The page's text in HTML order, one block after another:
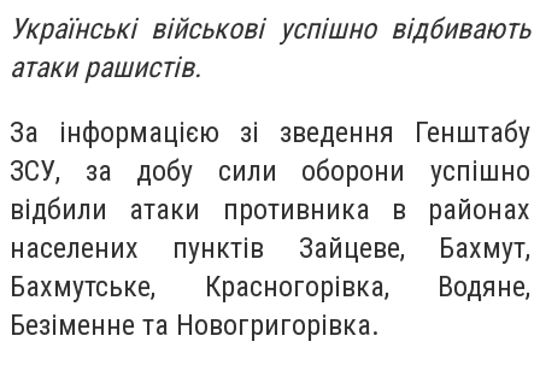
Українські військові успішно відбивають
атаки рашистів.
За інформацією зі зведення Генштабу
ЗСУ, за добу сили оборони успішно
відбили атаки противника в районах
населених пунктів Зайцеве, Бахмут,
Бахмутське, Красногорівка, Водяне,
Безіменне та Новогригорівка.